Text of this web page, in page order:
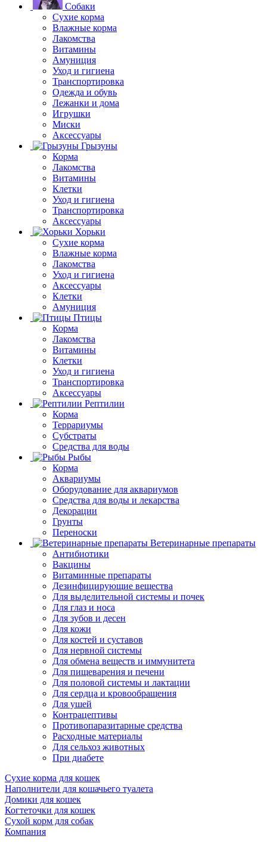
Собаки
Сухие корма
Влажные корма
Лакомства
Витамины
Амуниция
Уход и гигиена
Транспортировка
Одежда и обувь
Лежанки и дома
Игрушки
Миски
Аксессуары
Грызуны
Корма
Лакомства
Витамины
Клетки
Уход и гигиена
Транспортировка
Аксессуары
Хорьки
Сухие корма
Влажные корма
Лакомства
Уход и гигиена
Аксессуары
Клетки
Амуниция
Птицы
Корма
Лакомства
Витамины
Клетки
Уход и гигиена
Транспортировка
Аксессуары
Рептилии
Корма
Террариумы
Субстраты
Средства для воды
Рыбы
Корма
Аквариумы
Оборудование для аквариумов
Средства для воды и лекарства
Декорации
Грунты
Переноски
Ветеринарные препараты
Антибиотики
Вакцины
Витаминные препараты
Дезинфицирующие вещества
Для выделительной системы и почек
Для глаз и носа
Для зубов и десен
Для кожи
Для костей и суставов
Для нервной системы
Для обмена веществ и иммунитета
Для пищеварения и печени
Для половой системы и лактации
Для сердца и кровообращения
Для ушей
Контрацептивы
Противопаразитарные средства
Расходные материалы
Для сельхоз животных
При диабете
Сухие корма для кошек
Наполнители для кошачьего туалета
Домики для кошек
Когтеточки для кошек
Сухой корм для собак
Компания